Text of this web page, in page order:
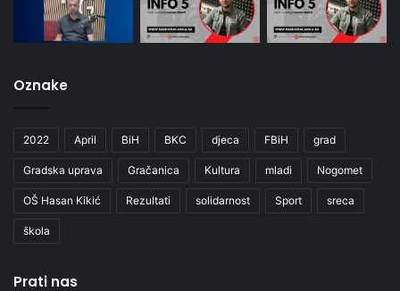
Oznake
2022 April BiH BKC djeca FBiH grad
Gradska uprava Gračanica Kultura mladi Nogomet
OŠ Hasan Kikić Rezultati solidarnost Sport sreca
škola
Prati nas